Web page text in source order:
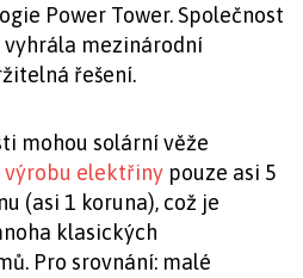
Power Tower. Společnost
mezinárodní
řešení.
mohou solární věže
výrobu elektřiny pouze asi 5
(asi 1 koruna), což je
klasických
Pro srovnání: malé